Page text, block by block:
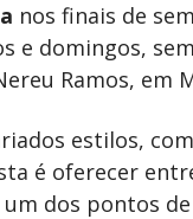
nos finais de
e domingos,
Ramos, em
estilos,
é oferecer
dos pontos